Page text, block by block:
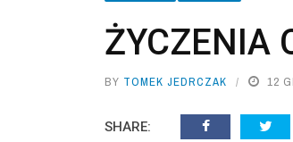
ŻYCZENIA
BY TOMEK JEDRCZAK 12
SHARE: